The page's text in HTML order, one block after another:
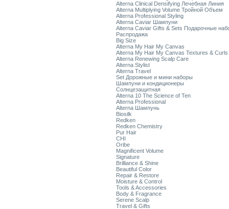
Alterna Clinical Densifying Лечебная Линия
Alterna Multiplying Volume Тройной Объем
Alterna Professional Styling
Alterna Caviar Шампуни
Alterna Caviar Gifts & Sets Подарочные
Распродажа
Big Size
Alterna My Hair My Canvas
Alterna My Hair My Canvas Textures & Curls
Alterna Renewing Scalp Care
Alterna Stylist
Alterna Travel
Set Дорожные и мини наборы
Шампуни и кондиционеры
Солнцезащитная
Alterna 10 The Science of Ten
Alterna Professional
Alterna Шампунь
Biosilk
Redken
Redken Chemistry
Pur Hair
CHI
Oribe
Magnificent Volume
Signature
Brilliance & Shine
Beautiful Color
Repair & Restore
Moisture & Control
Tools & Accessories
Body & Fragrance
Serene Scalp
Travel & Gifts